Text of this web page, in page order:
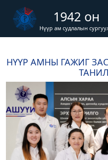
1942 он
Нүүр ам судлалын
НҮҮР АМНЫ ГАЖИГ